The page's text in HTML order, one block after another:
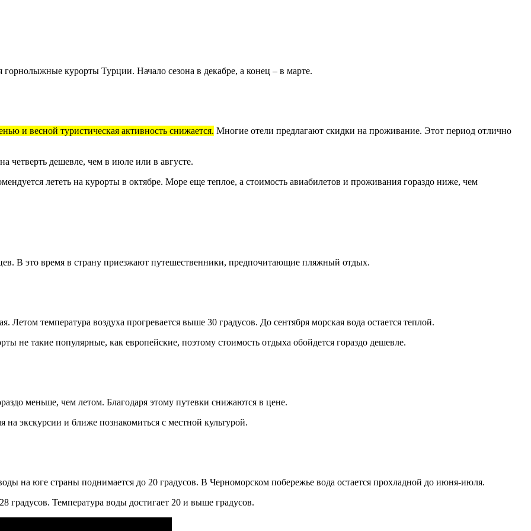
курорты Турции. Начало сезона в декабре, а конец – в марте.
и весной туристическая активность снижается. Многие отели предлагают скидки на проживание. Этот период отлично
четверть дешевле, чем в июле или в августе.
лететь на курорты в октябре. Море еще теплое, а стоимость авиабилетов и проживания гораздо ниже, чем
В это время в страну приезжают путешественники, предпочитающие пляжный отдых.
Летом температура воздуха прогревается выше 30 градусов. До сентября морская вода остается теплой.
не такие популярные, как европейские, поэтому стоимость отдыха обойдется гораздо дешевле.
меньше, чем летом. Благодаря этому путевки снижаются в цене.
экскурсии и ближе познакомиться с местной культурой.
на юге страны поднимается до 20 градусов. В Черноморском побережье вода остается прохладной до июня-июля.
градусов. Температура воды достигает 20 и выше градусов.